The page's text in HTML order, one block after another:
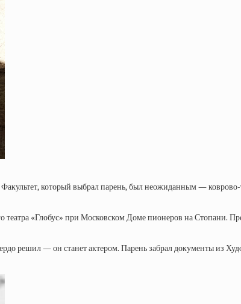
который выбрал парень, был неожиданным —
театра «Глобус» при Московском Доме пионеров на
решил — он станет актером. Парень забрал документы из